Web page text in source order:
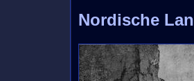
Nordische